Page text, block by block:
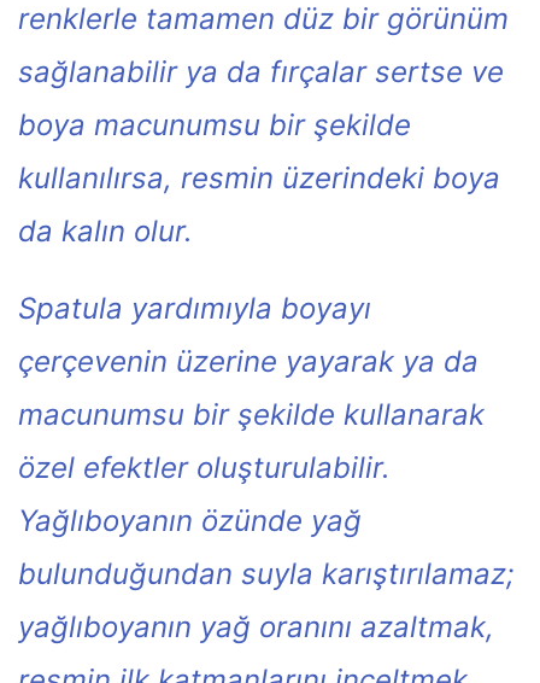
renklerle tamamen düz bir görünüm
sağlanabilir ya da fırçalar sertse ve
boya macunumsu bir şekilde
kullanılırsa, resmin üzerindeki boya
da kalın olur.
Spatula yardımıyla boyayı
çerçevenin üzerine yayarak ya da
macunumsu bir şekilde kullanarak
özel efektler oluşturulabilir.
Yağlıboyanın özünde yağ
bulunduğundan suyla karıştırılamaz;
yağlıboyanın yağ oranını azaltmak,